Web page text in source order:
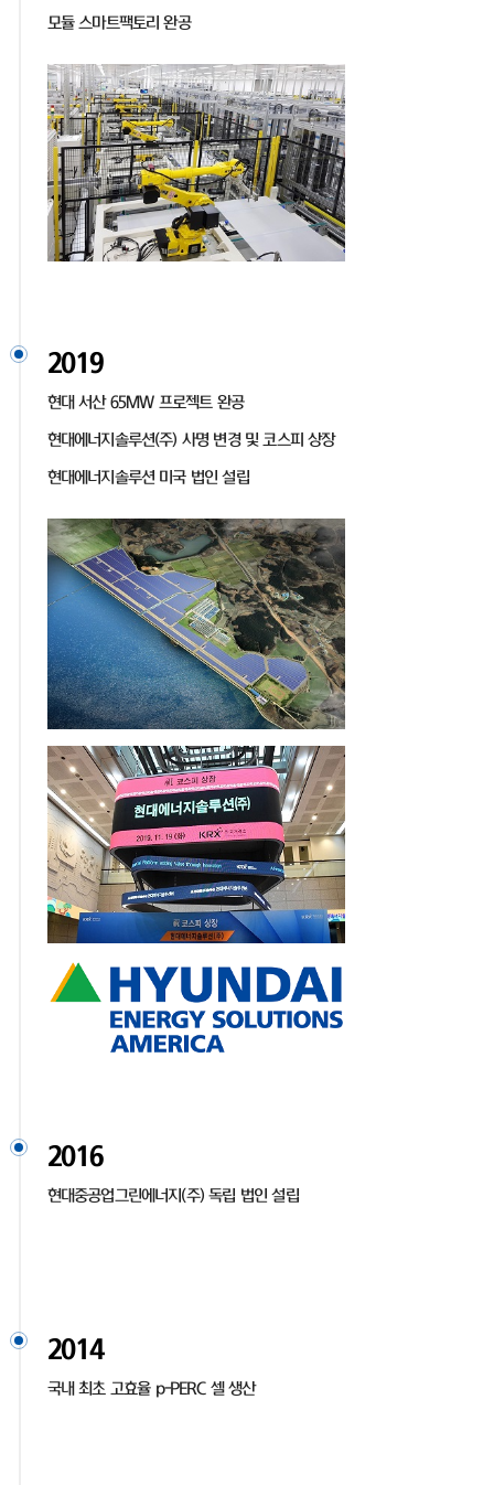
모듈 스마트팩토리 완공
2019
현대 서산 65MW 프로젝트 완공
현대에너지솔루션(주) 사명 변경 및 코스피 상장
현대에너지솔루션 미국 법인 설립
2016
현대중공업그린에너지(주) 독립 법인 설립
2014
국내 최초 고효율 p-PERC 셀 생산